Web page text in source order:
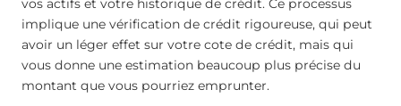
vos actifs et votre historique de crédit. Ce processus
implique une vérification de crédit rigoureuse, qui peut
avoir un léger effet sur votre cote de crédit, mais qui
vous donne une estimation beaucoup plus précise du
montant que vous pourriez emprunter.